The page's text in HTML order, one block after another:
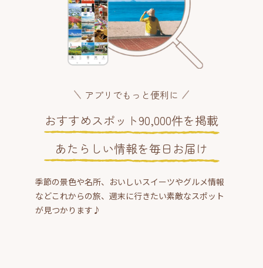
アプリでもっと便利に
おすすめスポット90,000件を掲載
あたらしい情報を毎日お届け
季節の景色や名所、おいしいスイーツやグルメ情報
などこれからの旅、週末に行きたい素敵なスポット
が見つかります♪